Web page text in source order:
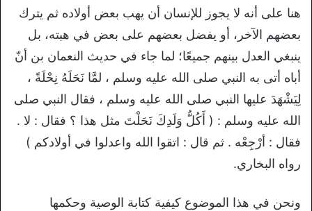
هنا على أنه لا يجوز للإنسان أن يهب بعض أولاده ثم يترك
بعضهم الآخر، أو يفضل بعضهم على بعض في هبته، بل
ينبغي العدل بينهم جميعًا؛ لما جاء في حديث النعمان بن أنّ
أباه أتى به النبي صلى الله عليه وسلم ، لمَّا نَحَلَهُ نِحْلَةً ،
لِيَشْهَدَ عليها النبي صلى الله عليه وسلم ، فقال النبي صلى
الله عليه وسلم : ( أَكُلُّ وَلَدِكَ نَحَلْتَ مثل هذا ؟ فقال : لا .
فقال : أرْجِعْه . ثم قال : اتقوا الله واعدلوا في أولادكم )
رواه البخاري.
ونحن في هذا الموضوع كيفية كتابة الوصية وحكمها